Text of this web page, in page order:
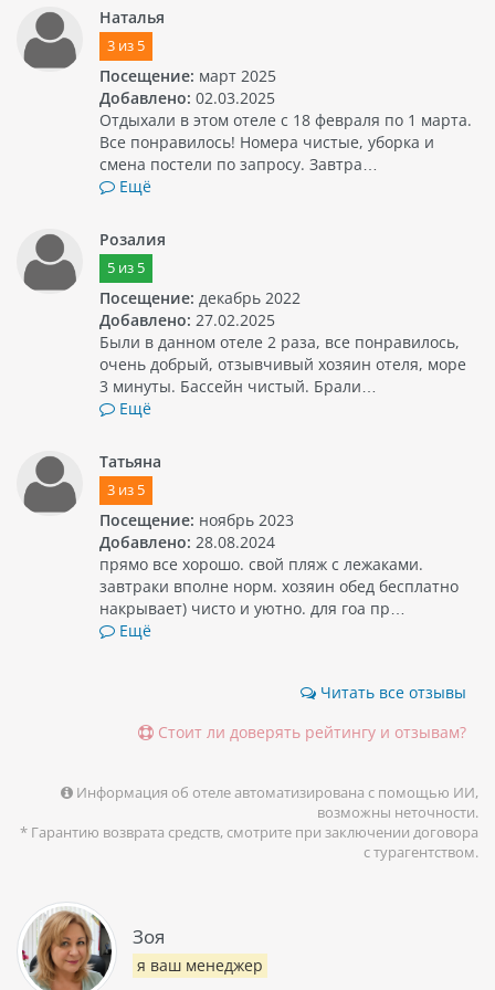
Наталья
3из 5
Посещение: март 2025
Добавлено: 02.03.2025
Отдыхали в этом отеле с 18 февраля по 1 марта.
Все понравилось! Номера чистые, уборка и
смена постели по запросу. Завтра…
Ещё
Розалия
5из 5
Посещение: декабрь 2022
Добавлено: 27.02.2025
Были в данном отеле 2 раза, все понравилось,
очень добрый, отзывчивый хозяин отеля, море
3 минуты. Бассейн чистый. Брали…
Ещё
Татьяна
3из 5
Посещение: ноябрь 2023
Добавлено: 28.08.2024
прямо все хорошо. свой пляж с лежаками.
завтраки вполне норм. хозяин обед бесплатно
накрывает) чисто и уютно. для гоа пр…
Ещё
Читать все отзывы
Стоит ли доверять рейтингу и отзывам?
Информация об отеле автоматизирована с помощью ИИ,
возможны неточности.
* Гарантию возврата средств, смотрите при заключении договора
с турагентством.
Зоя
я ваш менеджер